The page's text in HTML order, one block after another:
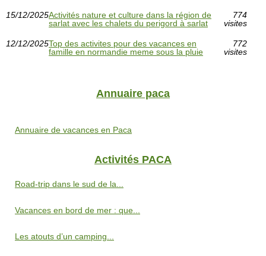
15/12/2025Activités nature et culture dans la région de
sarlat avec les chalets du perigord à sarlat
774
visites
12/12/2025Top des activites pour des vacances en
famille en normandie meme sous la pluie
772
visites
Annuaire paca
Annuaire de vacances en Paca
Activités PACA
Road-trip dans le sud de la...
Vacances en bord de mer : que...
Les atouts d’un camping...